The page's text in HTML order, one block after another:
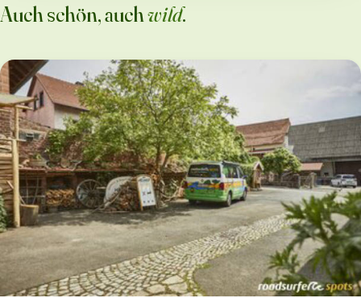
Auch schön, auchwild.